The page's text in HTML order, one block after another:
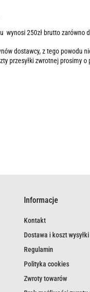
wynosi 250zł brutto zarówno
dostawcy, z tego powodu
przesyłki zwrotnej prosimy o
Informacje
Kontakt
Dostawa i koszt wysyłki
Regulamin
Polityka cookies
Zwroty towarów